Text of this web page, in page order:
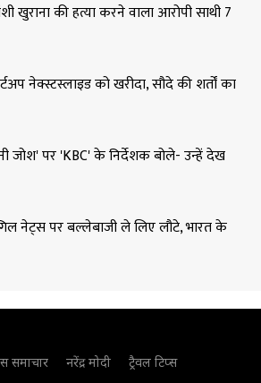
खुराना की हत्या करने वाला आरोपी साथी 7
नेक्स्टस्लाइड को खरीदा, सौदे की शर्तों का
जोश' पर 'KBC' के निर्देशक बोले- उन्हें देख
नेट्स पर बल्लेबाजी ले लिए लौटे, भारत के
समाचार नरेंद्र मोदी ट्रैवल टिप्स